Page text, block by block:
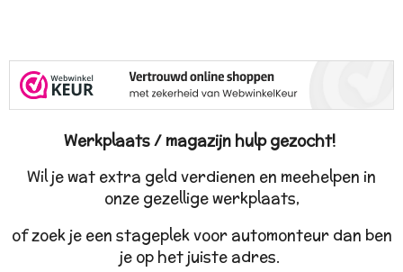
Werkplaats / magazijn hulp gezocht!
Wil je wat extra geld verdienen en meehelpen in
onze gezellige werkplaats,
of zoek je een stageplek voor automonteur dan ben
je op het juiste adres.